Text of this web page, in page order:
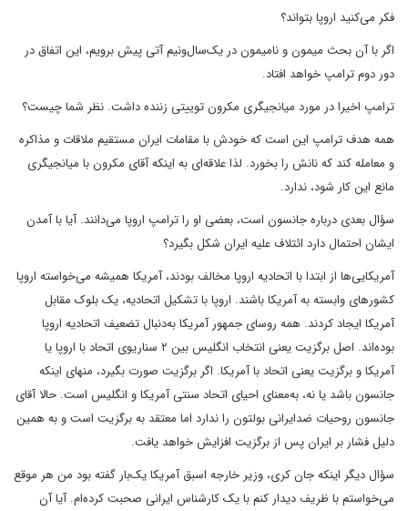
فکر می‌کنید اروپا بتواند؟
اگر با آن بحث میمون و نامیمون در یک‌سال‌ونیم آتی پیش برویم، این اتفاق در
دور دوم ترامپ خواهد افتاد.
ترامپ اخیرا در مورد میانجیگری مکرون توییتی زننده داشت. نظر شما چیست؟
همه هدف ترامپ این است که خودش با مقامات ایران مستقیم ملاقات و مذاکره
و معامله کند که نانش را بخورد. لذا علاقه‌ای به اینکه آقای مکرون با میانجیگری
مانع این کار شود، ندارد.
سؤال بعدی درباره جانسون است، بعضی او را ترامپ اروپا می‌دانند. آیا با آمدن
ایشان احتمال دارد ائتلاف علیه ایران شکل بگیرد؟
آمریکایی‌ها از ابتدا با اتحادیه اروپا مخالف بودند، آمریکا همیشه می‌خواسته اروپا
کشورهای وابسته به آمریکا باشند. اروپا با تشکیل اتحادیه، یک بلوک مقابل
آمریکا ایجاد کردند. همه روسای جمهور آمریکا به‌دنبال تضعیف اتحادیه اروپا
بوده‌اند. اصل برگزیت یعنی انتخاب انگلیس بین ۲ سناریوی اتحاد با اروپا یا
آمریکا و برگزیت یعنی اتحاد با آمریکا. اگر برگزیت صورت بگیرد، منهای اینکه
جانسون باشد یا نه، به‌معنای احیای اتحاد سنتی آمریکا و انگلیس است. حالا آقای
جانسون روحیات ضدایرانی بولتون را ندارد اما معتقد به برگزیت است و به همین
دلیل فشار بر ایران پس از برگزیت افزایش خواهد یافت.
سؤال دیگر اینکه جان کری، وزیر خارجه اسبق آمریکا یک‌بار گفته بود من هر موقع
می‌خواستم با ظریف دیدار کنم با یک کارشناس ایرانی صحبت کرده‌ام. آیا آن